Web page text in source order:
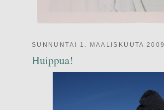
SUNNUNTAI 1. MAALISKUUTA 2009
Huippua!